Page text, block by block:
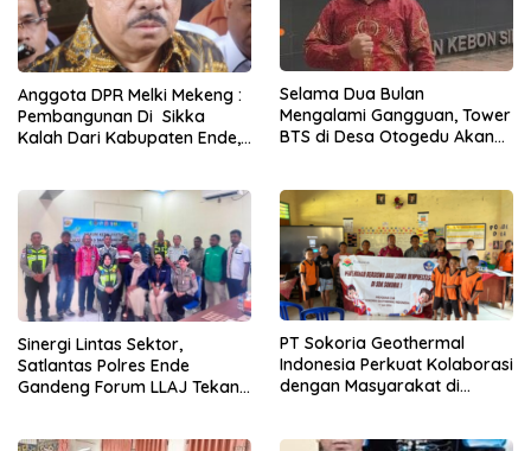
Anggota DPR Melki Mekeng :
Pembangunan Di Sikka
Kalah Dari Kabupaten Ende,
Selama Dua Bulan
Mengalami Gangguan, Tower
BTS di Desa Otogedu Akan
Sinergi Lintas Sektor,
Satlantas Polres Ende
Gandeng Forum LLAJ Tekan
PT Sokoria Geothermal
Indonesia Perkuat Kolaborasi
dengan Masyarakat di